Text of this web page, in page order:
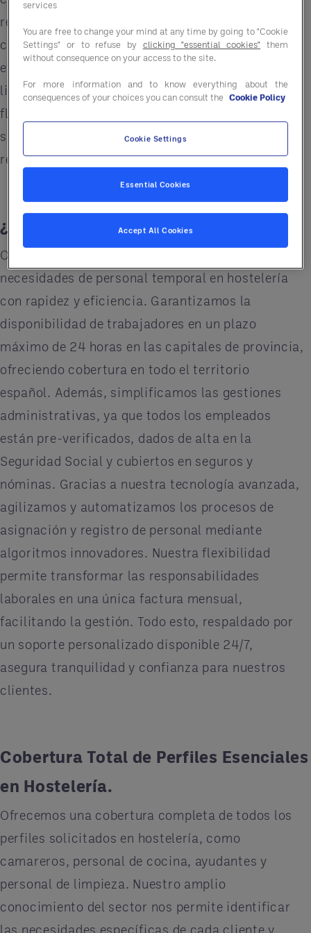
reclutamiento, la incorporación y el
cumplimiento normativo, dificultan la gestión
eficiente de los equipos. Además, el acceso
limitado a agencias que ofrezcan soluciones
flexibles y adaptadas agrava aún más la
situación, poniendo a prueba la capacidad de
respuesta de las empresas del sector.
¿Qué te podemos ofrecer?
Ofrecemos soluciones integrales para cubrir
necesidades de personal temporal en hostelería
con rapidez y eficiencia. Garantizamos la
disponibilidad de trabajadores en un plazo
máximo de 24 horas en las capitales de provincia,
ofreciendo cobertura en todo el territorio
español. Además, simplificamos las gestiones
administrativas, ya que todos los empleados
están pre-verificados, dados de alta en la
Seguridad Social y cubiertos en seguros y
nóminas. Gracias a nuestra tecnología avanzada,
agilizamos y automatizamos los procesos de
asignación y registro de personal mediante
algoritmos innovadores. Nuestra flexibilidad
permite transformar las responsabilidades
laborales en una única factura mensual,
facilitando la gestión. Todo esto, respaldado por
un soporte personalizado disponible 24/7,
asegura tranquilidad y confianza para nuestros
clientes.
Cobertura Total de Perfiles Esenciales
en Hostelería.
Ofrecemos una cobertura completa de todos los
perfiles solicitados en hostelería, como
camareros, personal de cocina, ayudantes y
personal de limpieza. Nuestro amplio
conocimiento del sector nos permite identificar
las necesidades específicas de cada cliente y
services
You are free to change your mind at any time by going to "Cookie
Settings" or to refuse by clicking "essential cookies" them
without consequence on your access to the site.
For more information and to know everything about the
consequences of your choices you can consult the Cookie Policy
Cookie Settings
Essential Cookies
Accept All Cookies